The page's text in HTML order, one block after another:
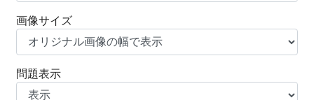
画像サイズ
問題表示